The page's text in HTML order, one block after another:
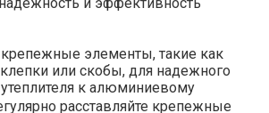
крепежные элементы, такие как
или скобы, для надежного
к алюминиевому
расставляйте крепежные